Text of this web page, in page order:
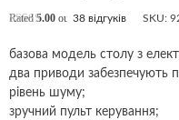
Rated5.00 out of 5 based on 76
38 відгуків SKU:
базова модель столу з
два приводи забезпечують
рівень шуму;
зручний пульт керування;